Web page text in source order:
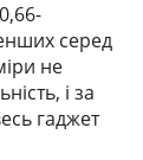
серед
не
і за
гаджет